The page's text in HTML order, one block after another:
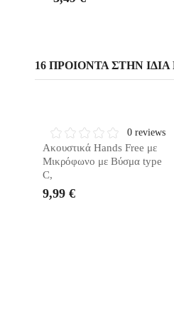
16 ΠΡΟΙΌΝΤΑ ΣΤΗΝ
0 reviews
Ακουστικά Hands Free με
Μικρόφωνο με Βύσμα type
C,
9,99 €